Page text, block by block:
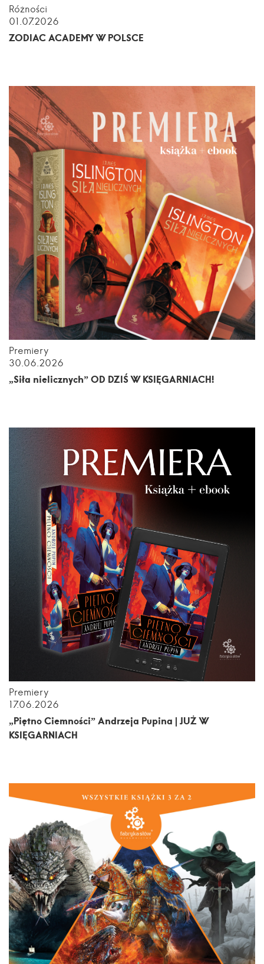
Różności
01.07.2026
ZODIAC ACADEMY W POLSCE
Premiery
30.06.2026
„Siła nielicznych” OD DZIŚ W KSIĘGARNIACH!
Premiery
17.06.2026
„Piętno Ciemności” Andrzeja Pupina | JUŻ W
KSIĘGARNIACH